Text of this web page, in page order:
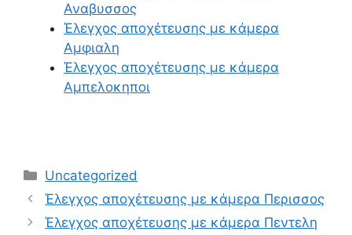
Αναβυσσος
Έλεγχος αποχέτευσης με κάμερα
Αμφιαλη
Έλεγχος αποχέτευσης με κάμερα
Αμπελοκηποι
Categories
Uncategorized
Έλεγχος αποχέτευσης με κάμερα Περισσος
Έλεγχος αποχέτευσης με κάμερα Πεντελη